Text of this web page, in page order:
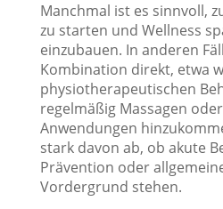
Manchmal ist es sinnvoll,
zu starten und Wellness
einzubauen. In anderen
Kombination direkt, etwa
physiotherapeutischen
regelmäßig Massagen
Anwendungen
stark davon ab, ob akute
Prävention oder
Vordergrund stehen.